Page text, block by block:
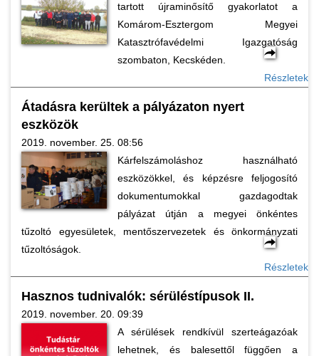
tartott újraminősítő gyakorlatot a
Komárom-Esztergom Megyei
Katasztrófavédelmi Igazgatóság
szombaton, Kecskéden.
Részletek
Átadásra kerültek a pályázaton nyert
eszközök
2019. november. 25. 08:56
Kárfelszámoláshoz használható
eszközökkel, és képzésre feljogosító
dokumentumokkal gazdagodtak
pályázat útján a megyei önkéntes
tűzoltó egyesületek, mentőszervezetek és önkormányzati
tűzoltóságok.
Részletek
Hasznos tudnivalók: sérüléstípusok II.
2019. november. 20. 09:39
A sérülések rendkívül szerteágazóak
lehetnek, és balesettől függően a